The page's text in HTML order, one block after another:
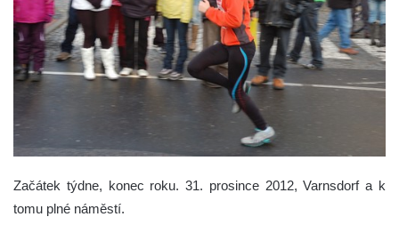
Začátek týdne, konec roku. 31. prosince 2012, Varnsdorf a k
tomu plné náměstí.